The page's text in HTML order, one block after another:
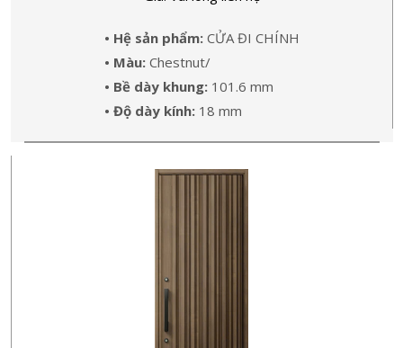
• Hệ sản phẩm: CỬA ĐI CHÍNH
• Màu:Chestnut/
• Bề dày khung:101.6 mm
• Độ dày kính:18 mm